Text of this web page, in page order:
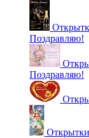
Поздравляю!
Поздравляю!